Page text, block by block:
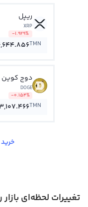
ریپل
XRP
-1.929%
TMN
دوج کوین
DOGE
-0.154%
TMN
تغییرات لحظه‌ای بازار